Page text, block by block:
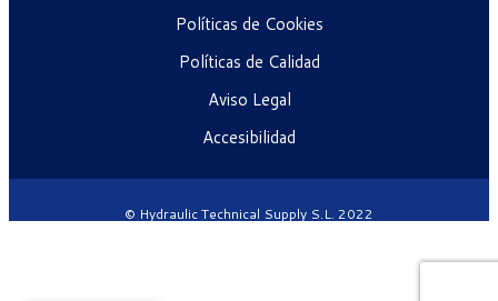
Políticas de Cookies
Políticas de Calidad
Aviso Legal
Accesibilidad
© Hydraulic Technical Supply S.L. 2022